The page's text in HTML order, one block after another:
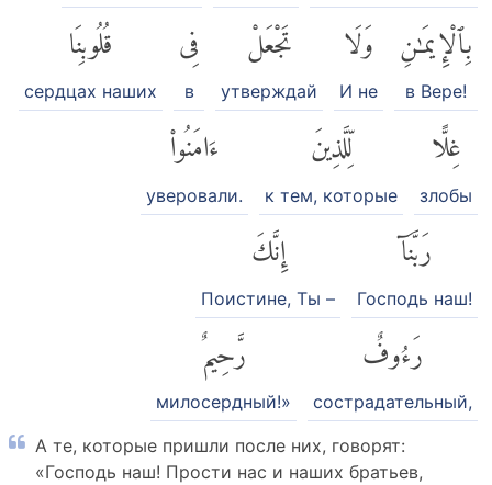
بِٱلْإِيمَٰنِ
в Вере!
وَلَا
И не
تَجْعَلْ
утверждай
فِى
в
قُلُوبِنَا
сердцах наших
غِلًّا
злобы
لِّلَّذِينَ
к тем, которые
ءَامَنُوا۟
уверовали.
رَبَّنَآ
Господь наш!
إِنَّكَ
Поистине, Ты –
رَءُوفٌ
сострадательный,
رَّحِيمٌ
милосердный!»
А те, которые пришли после них, говорят:
«Господь наш! Прости нас и наших братьев,